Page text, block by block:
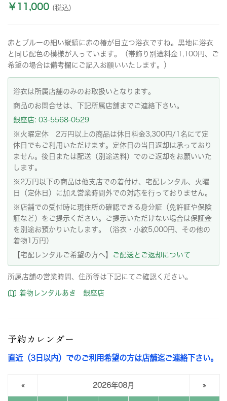
￥11,000 (税込)
赤とブルーの細い縦縞に赤の椿が目立つ浴衣ですね。黒地に浴衣
と同じ配色の模様が入っています。（帯飾り別途料金1,100円、ご
希望の場合は備考欄にご記入お願いいたします。）
浴衣は所属店舗のみのお取扱いとなります。
商品のお問合せは、下記所属店舗までご連絡下さい。
銀座店: 03-5568-0529
※火曜定休 2万円以上の商品は休日料金3,300円/1名にて定
休日でもご利用いただけます。定休日の当日返却は承っており
ません。後日または配送（別途送料）でのご返却をお願いいた
します。
※2万円以下の商品は他支店での着付け、宅配レンタル、火曜
日（定休日）に加え営業時間外での対応を行っておりません。
※店舗での受付時に現住所の確認できる身分証（免許証や保険
証など）をご提示ください。ご提示いただけない場合は保証金
を別途お預かりいたします。（浴衣・小紋5,000円、その他の
着物1万円）
【宅配レンタルご希望の方へ】
ご配送とご返却について
所属店舗の営業時間、住所等は下記にてご確認ください。
着物レンタルあき 銀座店
予約カレンダー
直近（3日以内）でのご利用希望の方は店舗迄ご連絡下さい。
« 2026年08月 »